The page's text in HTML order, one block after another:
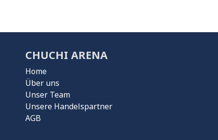
CHUCHI ARENA
Home
Über uns
Unser Team
Unsere Handelspartner
AGB